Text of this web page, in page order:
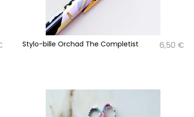
Stylo-bille Orchad The Completist 6,50 €